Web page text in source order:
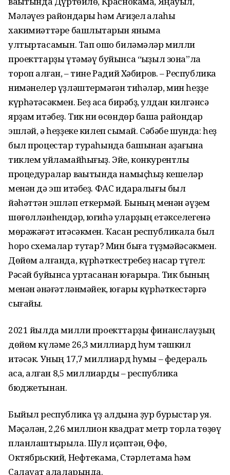
Мәләүез райондары һәм Ағиҙел ҡалаһы
хакимиәттәре башлыҡтарын яныма
ултыртасаҡмын. Тап ошо биләмәләр милли
проекттарҙы үтәмәү буйынса “ҡыҙыл зона”ла
тороп ҡалған, – тине Радий Хәбиров. – Республика
нимәнелер үҙләштермәгән тиһәләр, мин һеҙҙе
күрһәтәсәкмен. Беҙ аҡса бирәбҙ, ҡулдан килгәнсә
ярҙам итәбеҙ. Тик ни өсөндөр башҡа райондар
эшләй, ә һеҙҙеке килеп сыҡмай. Сәбәбе шунда: һеҙ
был процестар тураһында башынан аҙағына
тиклем уйламайһығыҙ. Эйе, конкурентлы
процедуралар ваҡытында намыҫһыҙ кешеләр
менән дә эш итәбеҙ. ФАС идаралығы был
йәһәттән эшләп еткермәй. Бының менән әүҙем
шөғөлләнһендәр, юғиһә уларҙың етәкселегенә
мөрәжәғәт итәсәкмен. Ҡасан республикала был
һоро схемалар туҡтар? Мин быға түҙмәйәсәкмен.
Дөйөм алғанда, күрһәткестребеҙ насар түгел:
Рәсәй буйынса уртасанан юғарыраҡ. Тик бының
менән ҡәнәғәтләнмәйек, юғары күрһәткестәргә
сығайыҡ.
2021 йылда милли проекттарҙы финанслауҙың
дөйөм күләме 26,3 миллиард һум тәшкил
итәсәк. Уның 17,7 миллиард һумы – федераль
аҡса, ҡалған 8,5 миллиарды – республика
бюджетынан.
Быйыл республика үҙ алдына ҙур бурыстар ҡуя.
Мәҫәлән, 2,26 миллион квадрат метр торлаҡ төҙөү
планлаштырыла. Шул иҫәптән, Өфө,
Октябрьский, Нефтекама, Стәрлетамаҡ һәм
Салауат ҡалаларында.